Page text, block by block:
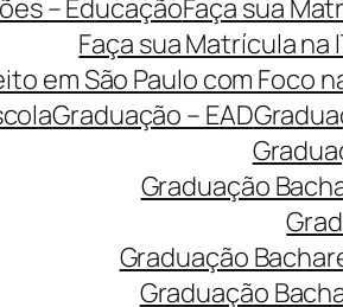
– EducaçãoFaça sua
Faça sua Matrícula na
em São Paulo com Foco
Graduação – EAD
Graduação
Graduação
Graduação